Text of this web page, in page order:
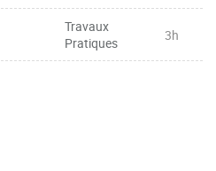
Travaux
Pratiques
3h